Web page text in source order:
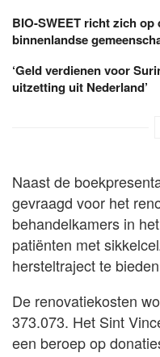
BIO-SWEET richt zich
binnenlandse
‘Geld verdienen voor
uitzetting uit Nederland’
Naast de
gevraagd voor het
behandelkamers in
patiënten met
hersteltraject te
De renovatiekosten
373.073. Het Sint
een beroep op